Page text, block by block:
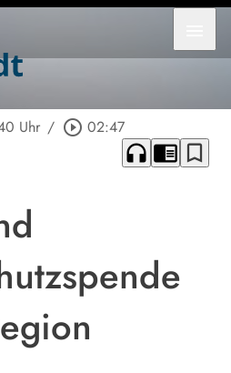
Uhr / play_circle_outline 02:47
headphones chrome_reader_mode bookmark_border